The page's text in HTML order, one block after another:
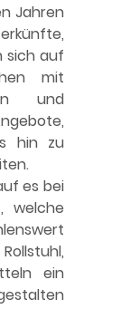
Jahren
sich auf
mit
und
hin zu
es bei
welche
ein